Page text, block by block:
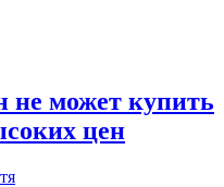
не может купить
цен